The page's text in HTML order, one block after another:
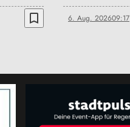
bookmark_border 6. Aug. 202609:17